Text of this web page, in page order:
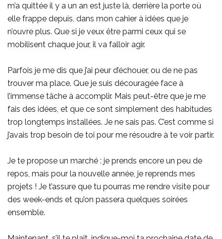
m’a quittée il y a un an est juste là, derrière la porte où
elle frappe depuis, dans mon cahier à idées que je
n’ouvre plus. Que si je veux être parmi ceux qui se
mobilisent chaque jour, il va falloir agir.
Parfois je me dis que j’ai peur d’échouer, ou de ne pas
trouver ma place. Que je suis découragée face à
l’immense tâche à accomplir. Mais peut-être que je me
fais des idées, et que ce sont simplement des habitudes
trop longtemps installées. Je ne sais pas. C’est comme si
j’avais trop besoin de toi pour me résoudre à te voir partir.
Je te propose un marché : je prends encore un peu de
repos, mais pour la nouvelle année, je reprends mes
projets ! Je t’assure que tu pourras me rendre visite pour
des week-ends et qu’on passera quelques soirées
ensemble.